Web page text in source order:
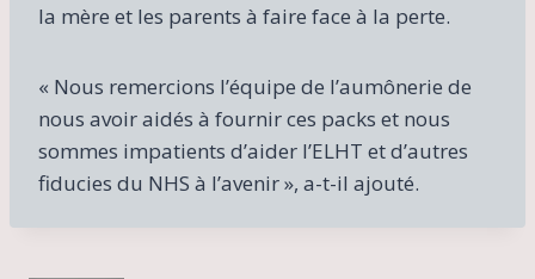
la mère et les parents à faire face à la perte.
« Nous remercions l’équipe de l’aumônerie de
nous avoir aidés à fournir ces packs et nous
sommes impatients d’aider l’ELHT et d’autres
fiducies du NHS à l’avenir », a-t-il ajouté.